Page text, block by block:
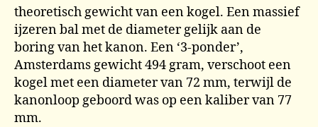
theoretisch gewicht van een kogel. Een massief
ijzeren bal met de diameter gelijk aan de
boring van het kanon. Een ‘3-ponder’,
Amsterdams gewicht 494 gram, verschoot een
kogel met een diameter van 72 mm, terwijl de
kanonloop geboord was op een kaliber van 77
mm.